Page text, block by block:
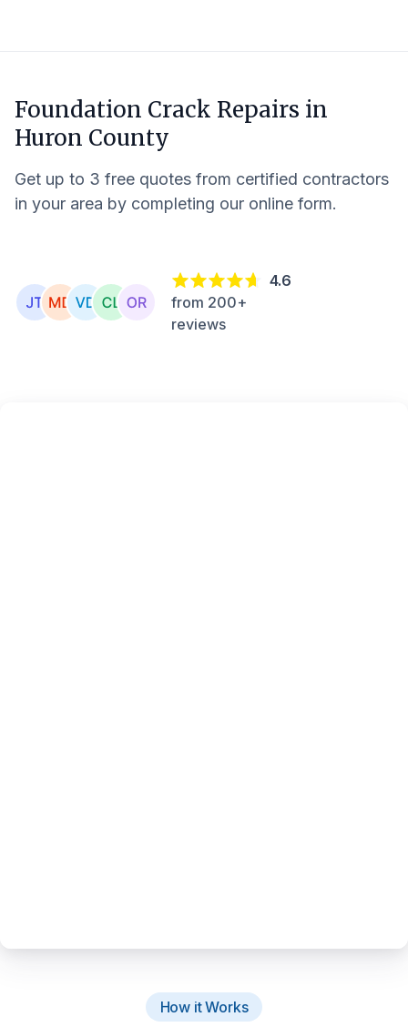
Foundation Crack Repairs in
Huron County
Get up to 3 free quotes from certified contractors
in your area by completing our online form.
4.6
from 200+
reviews
How it Works